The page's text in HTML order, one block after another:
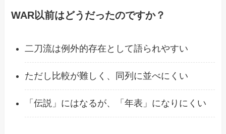
WAR以前はどうだったのですか？
二刀流は例外的存在として語られやすい
ただし比較が難しく、同列に並べにくい
「伝説」にはなるが、「年表」になりにくい